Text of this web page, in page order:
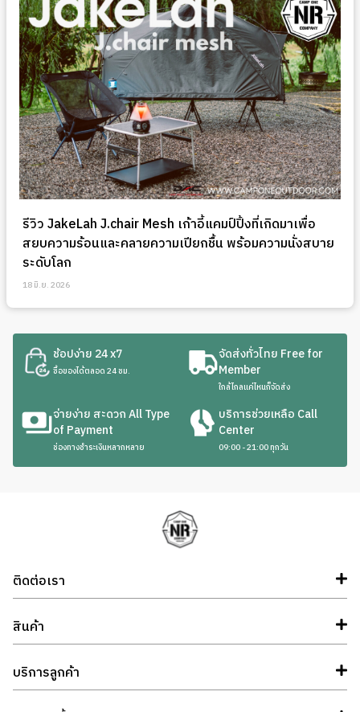
รีวิว JakeLah J.chair Mesh เก้าอี้แคมป์ปิ้งที่เกิดมาเพื่อ
สยบความร้อนและคลายความเปียกชื้น พร้อมความนั่งสบาย
ระดับโลก
18 มิ.ย. 2026
ช้อปง่าย 24 x7
ซื้อของได้ตลอด 24 ชม.
จัดส่งทั่วไทย Free for
Member
ใกล้ไกลแค่ไหนก็จัดส่ง
จ่ายง่าย สะดวก All Type
of Payment
ช่องทางชำระเงินหลากหลาย
บริการช่วยเหลือ Call
Center
09:00 - 21:00 ทุกวัน
ติดต่อเรา
สินค้า
บริการลูกค้า